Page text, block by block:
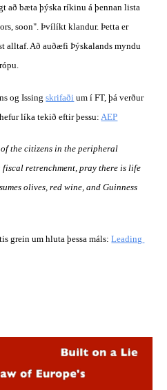
að bæta þýska ríkinu á þennan lista
soon". Þvílíkt klandur. Þetta er
alltaf. Að auðæfi Þýskalands myndu
og Issing skrifaði um í FT, þá verður
líka tekið eftir þessu: AEP
the citizens in the peripheral
retrenchment, pray there is life
olives, red wine, and Guinness
grein um hluta þessa máls: Leading